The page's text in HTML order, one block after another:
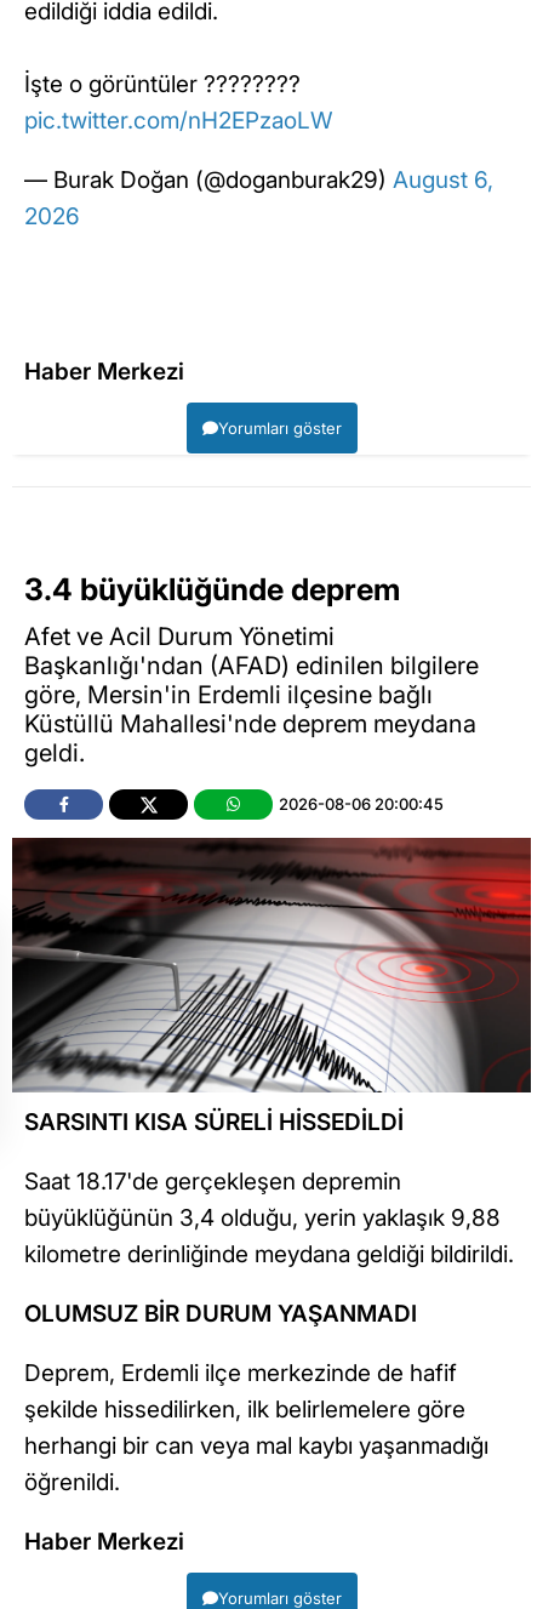
edildiği iddia edildi.
İşte o görüntüler ????????
pic.twitter.com/nH2EPzaoLW
— Burak Doğan (@doganburak29) August 6,
2026
Haber Merkezi
Yorumları göster
3.4 büyüklüğünde deprem
Afet ve Acil Durum Yönetimi
Başkanlığı'ndan (AFAD) edinilen bilgilere
göre, Mersin'in Erdemli ilçesine bağlı
Küstüllü Mahallesi'nde deprem meydana
geldi.
2026-08-06 20:00:45
SARSINTI KISA SÜRELİ HİSSEDİLDİ
Saat 18.17'de gerçekleşen depremin
büyüklüğünün 3,4 olduğu, yerin yaklaşık 9,88
kilometre derinliğinde meydana geldiği bildirildi.
OLUMSUZ BİR DURUM YAŞANMADI
Deprem, Erdemli ilçe merkezinde de hafif
şekilde hissedilirken, ilk belirlemelere göre
herhangi bir can veya mal kaybı yaşanmadığı
öğrenildi.
Haber Merkezi
Yorumları göster